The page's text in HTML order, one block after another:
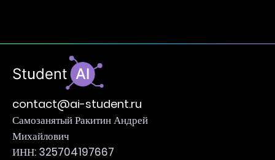
contact@ai-student.ru
Самозанятый Ракитин Андрей
Михайлович
ИНН: 325704197667